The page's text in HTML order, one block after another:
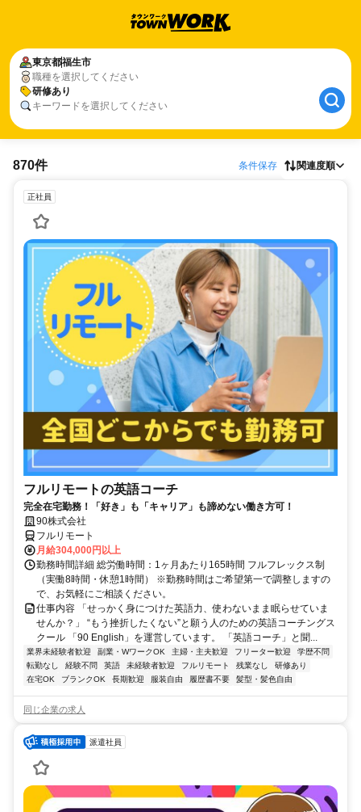
東京都福生市
職種を選択してください
研修あり
キーワードを選択してください
870件 条件保存 関連度順
正社員
フルリモートの英語コーチ
完全在宅勤務！「好き」も「キャリア」も諦めない働き方可！
90株式会社
フルリモート
月給304,000円以上
勤務時間詳細 総労働時間：1ヶ月あたり165時間 フルフレックス制
（実働8時間・休憩1時間） ※勤務時間はご希望第一で調整しますの
で、お気軽にご相談ください。
仕事内容 「せっかく身につけた英語力、使わないまま眠らせていま
せんか？」 “もう挫折したくない”と願う人のための英語コーチングス
クール 「90 English」を運営しています。 「英語コーチ」と聞...
業界未経験者歓迎 副業・WワークOK 主婦・主夫歓迎 フリーター歓迎
学歴不問
転勤なし
経験不問 英語 未経験者歓迎 フルリモート 残業なし
研修あり
在宅OK
ブランクOK 長期歓迎 服装自由 履歴書不要 髪型・髪色自由
同じ企業の求人
派遣社員